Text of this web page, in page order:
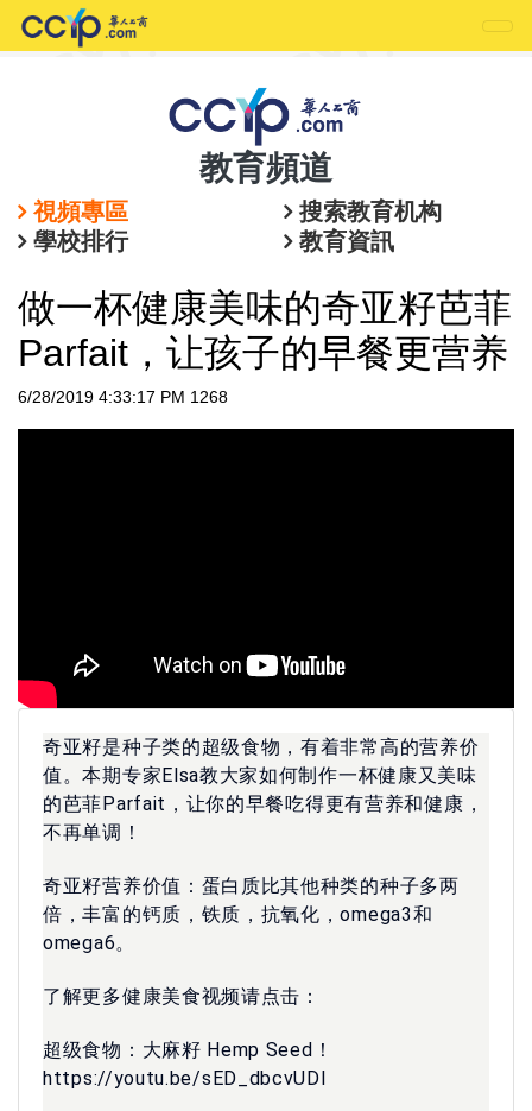
教育頻道
視頻專區
搜索教育机构
學校排行
教育資訊
做一杯健康美味的奇亚籽芭菲
Parfait，让孩子的早餐更营养
6/28/2019 4:33:17 PM 1268
奇亚籽是种子类的超级食物，有着非常高的营养价
值。本期专家Elsa教大家如何制作一杯健康又美味
的芭菲Parfait，让你的早餐吃得更有营养和健康，
不再单调！
奇亚籽营养价值：蛋白质比其他种类的种子多两
倍，丰富的钙质，铁质，抗氧化，omega3和
omega6。
了解更多健康美食视频请点击：
超级食物：大麻籽 Hemp Seed！
https://youtu.be/sED_dbcvUDI